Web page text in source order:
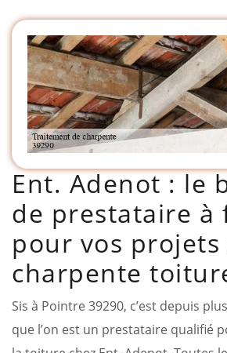
Ent. Adenot : le
de prestataire à
pour vos projets
charpente
Sis à Pointre 39290, c’est depuis
que l’on est un prestataire qualifié